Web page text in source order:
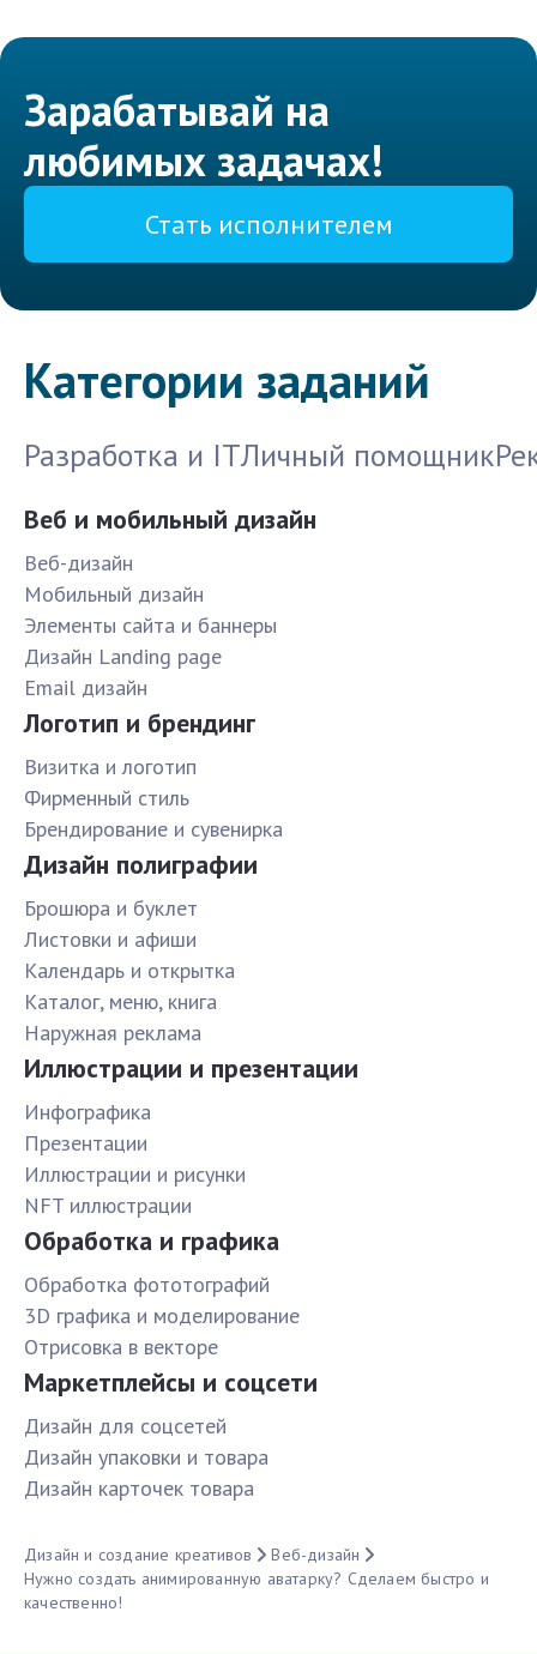
Зарабатывай на
любимых задачах!
Стать исполнителем
Категории заданий
Разработка и ITЛичный помощник
Веб и мобильный дизайн
Веб-дизайн
Мобильный дизайн
Элементы сайта и баннеры
Дизайн Landing page
Email дизайн
Логотип и брендинг
Визитка и логотип
Фирменный стиль
Брендирование и сувенирка
Дизайн полиграфии
Брошюра и буклет
Листовки и афиши
Календарь и открытка
Каталог, меню, книга
Наружная реклама
Иллюстрации и презентации
Инфографика
Презентации
Иллюстрации и рисунки
NFT иллюстрации
Обработка и графика
Обработка фототографий
3D графика и моделирование
Отрисовка в векторе
Маркетплейсы и соцсети
Дизайн для соцсетей
Дизайн упаковки и товара
Дизайн карточек товара
Дизайн и создание креативов
Веб-дизайн
Нужно создать анимированную аватарку? Сделаем быстро и
качественно!